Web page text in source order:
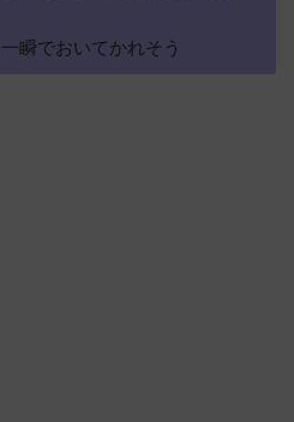
瞬でおいてかれそう